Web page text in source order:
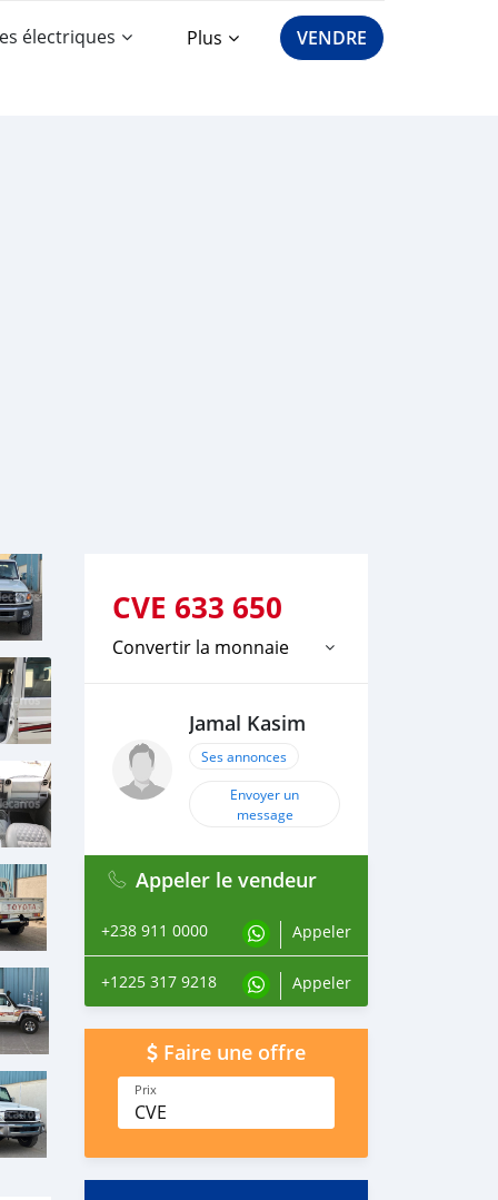
électriques Plus VENDRE
CVE 633 650
Convertir la monnaie
Jamal Kasim
Ses annonces
Envoyer un
message
Appeler le vendeur
+238 911 0000 Appeler
+1225 317 9218 Appeler
Faire une offre
Prix
CVE